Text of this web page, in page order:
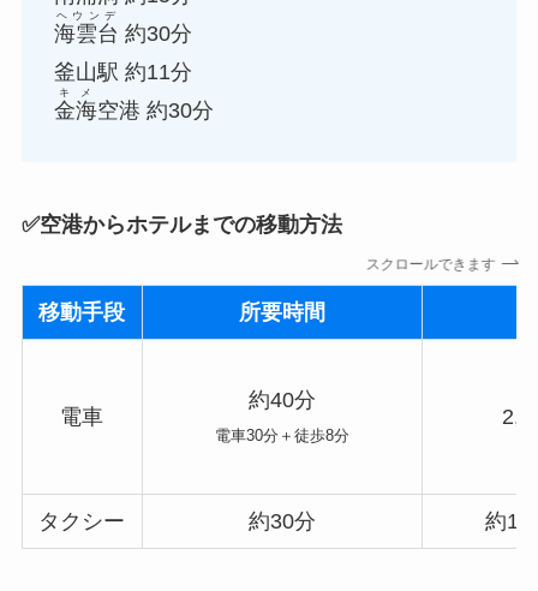
海雲台
ヘウンデ
約30分
釜山駅 約11分
金海
キメ
空港 約30分
✅️空港からホテルまでの移動方法
スクロールできます
移動手段 所要時間
電車
約40分
電車30分＋徒歩8分
タクシー 約30分 約